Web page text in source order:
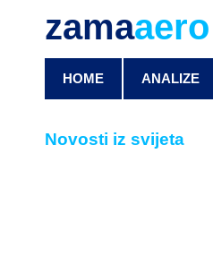
zamaaero
HOME ANALIZE
Novosti iz svijeta